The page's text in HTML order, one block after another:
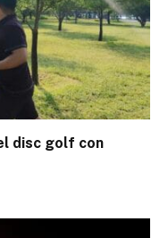
disc golf con